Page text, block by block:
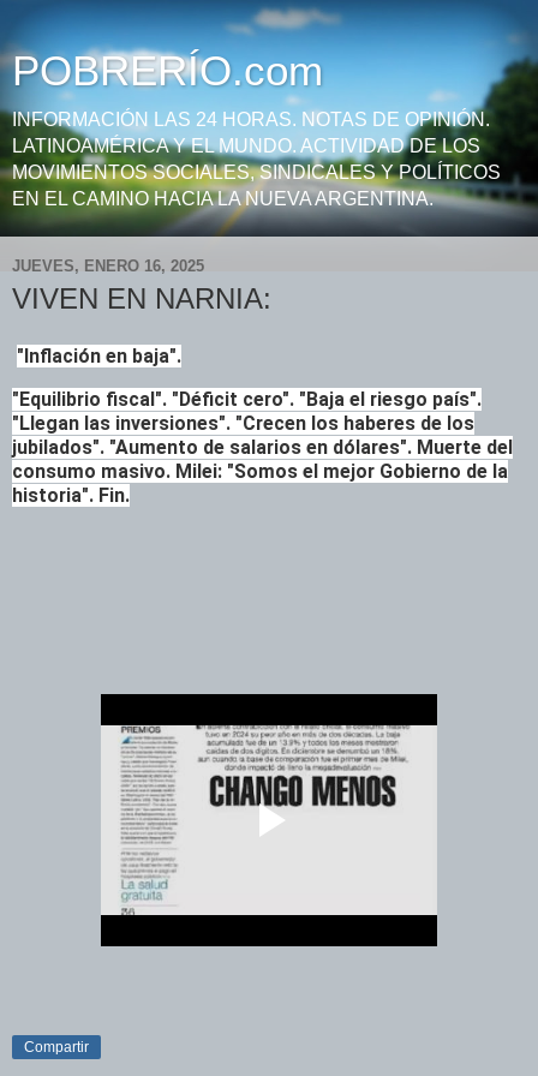
POBRERÍO.com
INFORMACIÓN LAS 24 HORAS. NOTAS DE OPINIÓN.
LATINOAMÉRICA Y EL MUNDO. ACTIVIDAD DE LOS
MOVIMIENTOS SOCIALES, SINDICALES Y POLÍTICOS
EN EL CAMINO HACIA LA NUEVA ARGENTINA.
JUEVES, ENERO 16, 2025
VIVEN EN NARNIA:
"Inflación en baja".
"Equilibrio fiscal". "Déficit cero". "Baja el riesgo país".
"Llegan las inversiones". "Crecen los haberes de los
jubilados". "Aumento de salarios en dólares". Muerte del
consumo masivo. Milei: "Somos el mejor Gobierno de la
historia". Fin.
Compartir